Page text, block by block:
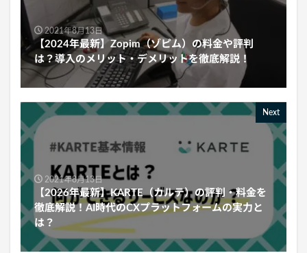
2021年8月13日
【2024年最新】Zopim（ゾピム）の料金や評判
は？導入のメリット・デメリットを徹底解説！
Next
2021年8月13日
【2026年最新】KARTE（カルテ）の評判・料金を
徹底解説！AI時代のCXプラットフォームの実力と
は？